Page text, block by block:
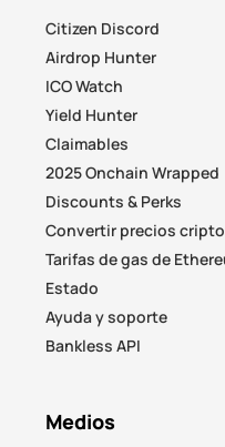
Citizen Discord
Airdrop Hunter
ICO Watch
Yield Hunter
Claimables
2025 Onchain Wrapped
Discounts & Perks
Convertir precios cripto
Tarifas de gas de
Estado
Ayuda y soporte
Bankless API
Medios